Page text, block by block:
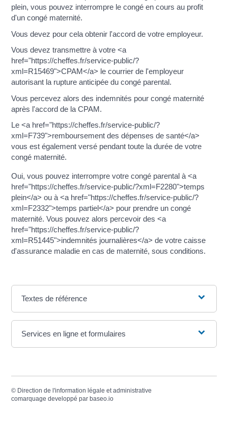
plein, vous pouvez interrompre le congé en cours au profit
d'un congé maternité.
Vous devez pour cela obtenir l'accord de votre employeur.
Vous devez transmettre à votre <a
href="https://cheffes.fr/service-public/?
xml=R15469">CPAM</a> le courrier de l'employeur
autorisant la rupture anticipée du congé parental.
Vous percevez alors des indemnités pour congé maternité
après l'accord de la CPAM.
Le <a href="https://cheffes.fr/service-public/?
xml=F739">remboursement des dépenses de santé</a>
vous est également versé pendant toute la durée de votre
congé maternité.
Oui, vous pouvez interrompre votre congé parental à <a
href="https://cheffes.fr/service-public/?xml=F2280">temps
plein</a> ou à <a href="https://cheffes.fr/service-public/?
xml=F2332">temps partiel</a> pour prendre un congé
maternité. Vous pouvez alors percevoir des <a
href="https://cheffes.fr/service-public/?
xml=R51445">indemnités journalières</a> de votre caisse
d'assurance maladie en cas de maternité, sous conditions.
Textes de référence
Services en ligne et formulaires
© Direction de l'information légale et administrative
comarquage developpé par baseo.io